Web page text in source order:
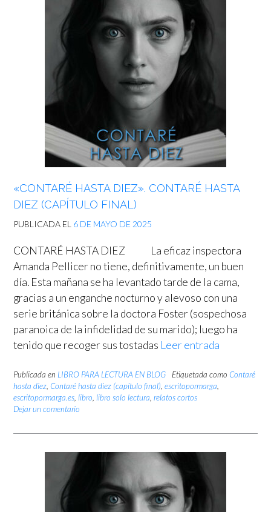
«CONTARÉ HASTA DIEZ». CONTARÉ HASTA
DIEZ (CAPÍTULO FINAL)
PUBLICADA EL 6 DE MAYO DE 2025
CONTARÉ HASTA DIEZ La eficaz inspectora
Amanda Pellicer no tiene, definitivamente, un buen
día. Esta mañana se ha levantado tarde de la cama,
gracias a un enganche nocturno y alevoso con una
serie británica sobre la doctora Foster (sospechosa
paranoica de la infidelidad de su marido); luego ha
tenido que recoger sus tostadas Leer entrada
Publicada en LIBRO PARA LECTURA EN BLOG Etiquetada como Contaré
hasta diez, Contaré hasta diez (capítulo final), escritopormarga,
escritopormarga.es, libro, libro solo lectura, relatos cortos
Dejar un comentario